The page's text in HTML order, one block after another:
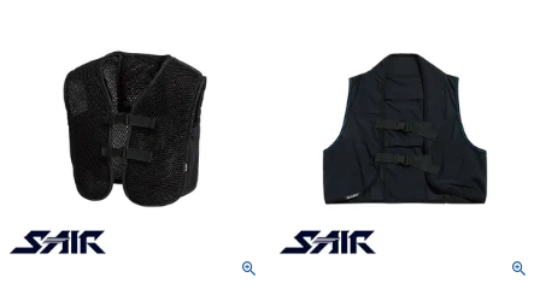
却時間は、環境へ適応しながら性能を
発揮するため、体温・条件に応じて変
動します。